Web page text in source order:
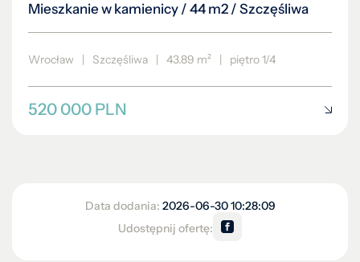
Mieszkanie w kamienicy / 44 m2 / Szczęśliwa
Wrocław | Szczęśliwa | 43.89 m² | piętro 1/4
520 000 PLN
Data dodania: 2026-06-30 10:28:09
Udostępnij ofertę: